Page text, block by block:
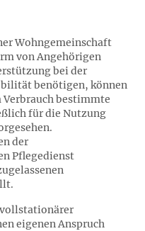
Wohngemeinschaft
von Angehörigen
bei der
benötigen, können
bestimmte
für die Nutzung
der
Pflegedienst
eigenen Anspruch